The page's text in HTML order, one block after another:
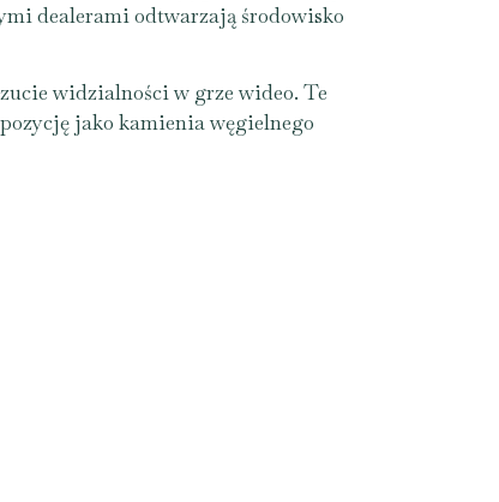
dealerami odtwarzają środowisko
widzialności w grze wideo. Te
jako kamienia węgielnego